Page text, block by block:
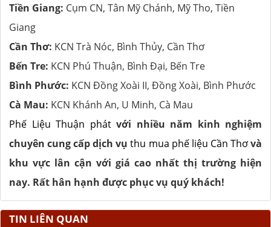
Tiền Giang: Cụm CN, Tân Mỹ Chánh, Mỹ Tho, Tiền
Giang
Cần Thơ: KCN Trà Nóc, Bình Thủy, Cần Thơ
Bến Tre: KCN Phú Thuận, Bình Đại, Bến Tre
Bình Phước: KCN Đồng Xoài II, Đồng Xoài, Bình Phước
Cà Mau: KCN Khánh An, U Minh, Cà Mau
Phế Liệu Thuận phátvới nhiều năm kinh nghiệm
chuyên cung cấp dịch vụthu mua phế liệu Cần Thơvà
khu vực lân cận với giá cao nhất thị trường hiện
nay. Rất hân hạnh được phục vụ quý khách!
TIN LIÊN QUAN